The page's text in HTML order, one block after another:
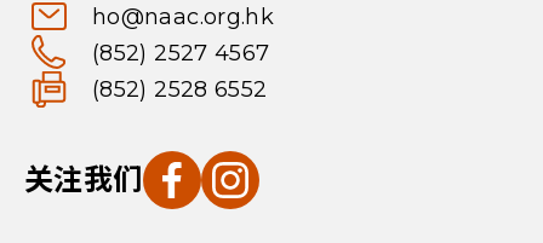
ho@naac.org.hk
(852) 2527 4567
(852) 2528 6552
关注我们